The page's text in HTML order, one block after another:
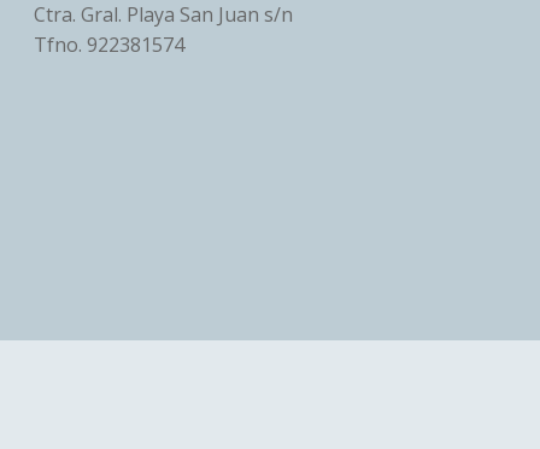
Ctra. Gral. Playa San Juan s/n
Tfno. 922381574